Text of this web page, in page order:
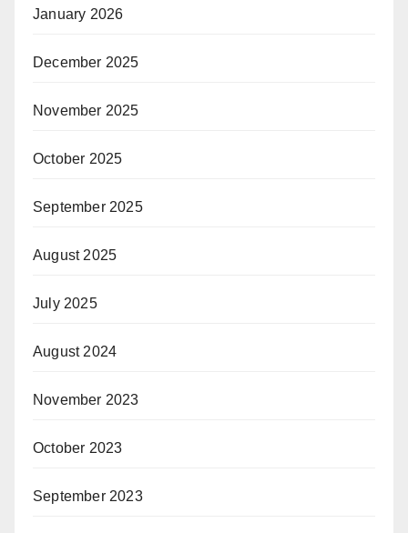
January 2026
December 2025
November 2025
October 2025
September 2025
August 2025
July 2025
August 2024
November 2023
October 2023
September 2023